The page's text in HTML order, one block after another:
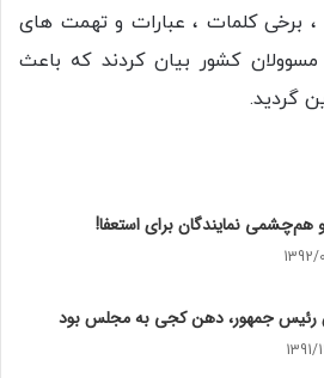
، برخی کلمات ، عبارات و تهمت های
مسوولان کشور بیان کردند که باعث
گردید.
نمایندگان برای استعفا!
1392/
رئیس جمهور، دهن کجی به مجلس بود
1391/